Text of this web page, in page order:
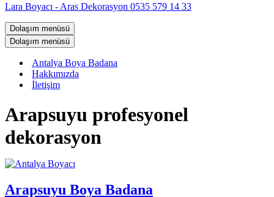
Lara Boyacı - Aras Dekorasyon 0535 579 14 33
Dolaşım menüsü
Dolaşım menüsü
Antalya Boya Badana
Hakkımızda
İletişim
Arapsuyu profesyonel
dekorasyon
Arapsuyu Boya Badana